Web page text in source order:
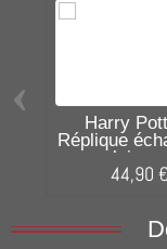
Harry
Réplique
laine...
44,90 €
‹